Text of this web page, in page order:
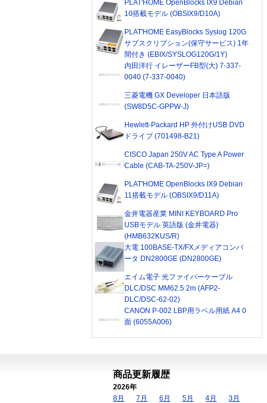
PLAT'HOME OpenBlocks IX9 Debian
10搭載モデル (OBSIX9/D10A)
PLAT'HOME EasyBlocks Syslog 120G
サブスクリプション(保守サービス) 1年
間付き (EBIX/SYSLOG120G/1Y)
内田洋行 イレーザーFB型(大) 7-337-
0040 (7-337-0040)
三菱電機 GX Developer 日本語版
(SW8D5C-GPPW-J)
Hewlett-Packard HP 外付けUSB DVD
ドライブ (701498-B21)
CISCO Japan 250V AC Type A Power
Cable (CAB-TA-250V-JP=)
PLAT'HOME OpenBlocks IX9 Debian
11搭載モデル (OBSIX9/D11A)
金井電器産業 MINI KEYBOARD Pro
USBモデル 英語版 (金井電器)
(HMB632KUS/R)
大電 100BASE-TX/FXメディアコンバ
ータ DN2800GE (DN2800GE)
エイム電子 光ファイバーケーブル
DLC/DSC MM62.5 2m (AFP2-
DLC/DSC-62-02)
CANON P-002 LBP用ラベル用紙 A4 0
面 (6055A006)
商品更新履歴
2026年
8月
7月 6月 5月 4月
3月